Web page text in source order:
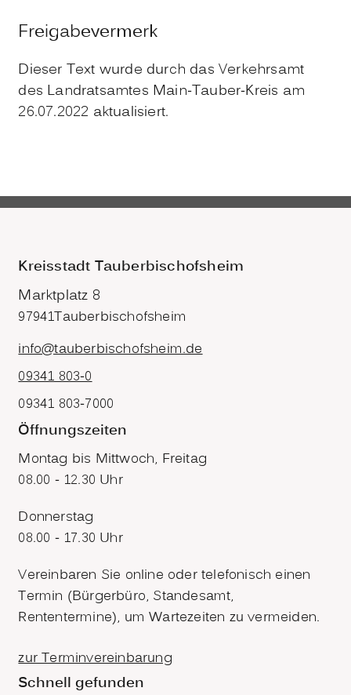
Freigabevermerk
Dieser Text wurde durch das Verkehrsamt
des Landratsamtes Main-Tauber-Kreis am
26.07.2022 aktualisiert.
Kreisstadt Tauberbischofsheim
Marktplatz 8
97941Tauberbischofsheim
info@tauberbischofsheim.de
09341 803-0
09341 803-7000
Öffnungszeiten
Montag bis Mittwoch, Freitag
08.00 - 12.30 Uhr
Donnerstag
08.00 - 17.30 Uhr
Vereinbaren Sie online oder telefonisch einen
Termin (Bürgerbüro, Standesamt,
Rententermine), um Wartezeiten zu vermeiden.
zur Terminvereinbarung
Schnell gefunden